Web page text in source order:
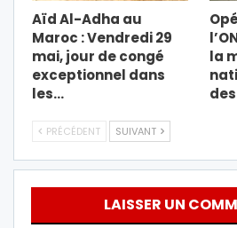
Aïd Al-Adha au
Maroc : Vendredi 29
mai, jour de congé
exceptionnel dans
les…
la
PRÉCÉDENT SUIVANT
LAISSER UN